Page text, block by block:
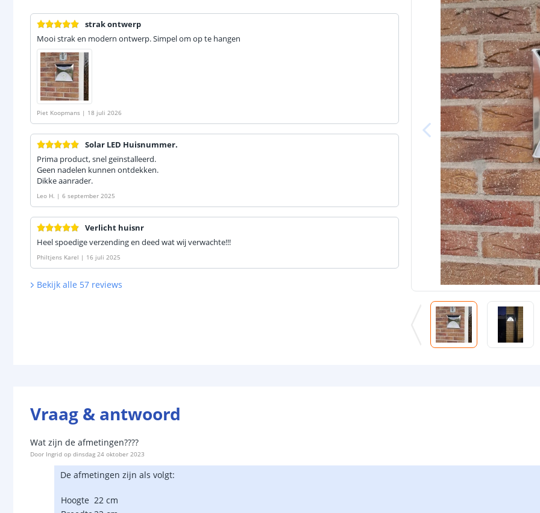
strak ontwerp
Mooi strak en modern ontwerp. Simpel om op te hangen
Piet Koopmans | 18 juli 2026
Solar LED Huisnummer.
Prima product, snel geïnstalleerd.
Geen nadelen kunnen ontdekken.
Dikke aanrader.
Leo H. | 6 september 2025
Verlicht huisnr
Heel spoedige verzending en deed wat wij verwachte!!!
Philtjens Karel | 16 juli 2025
Bekijk alle 57 reviews
Vraag & antwoord
Wat zijn de afmetingen????
Door Ingrid op dinsdag 24 oktober 2023
De afmetingen zijn als volgt:
Hoogte 22 cm